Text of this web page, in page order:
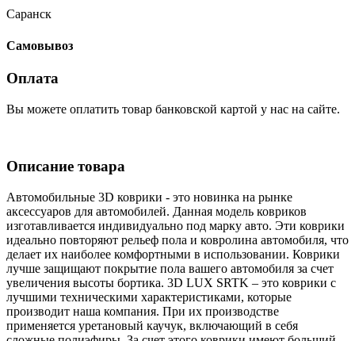
Саранск
Самовывоз
Оплата
Вы можете оплатить товар банковской картой у нас на сайте.
Описание товара
Автомобильные 3D коврики - это новинка на рынке
аксессуаров для автомобилей. Данная модель ковриков
изготавливается индивидуально под марку авто. Эти коврики
идеально повторяют рельеф пола и ковролина автомобиля, что
делает их наиболее комфортными в использовании. Коврики
лучше защищают покрытие пола вашего автомобиля за счет
увеличения высоты бортика. 3D LUX SRTK – это коврики с
лучшими техническими характеристиками, которые
производит наша компания. При их производстве
применяется уретановый каучук, включающий в себя